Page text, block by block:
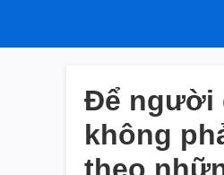
Để người
không
theo